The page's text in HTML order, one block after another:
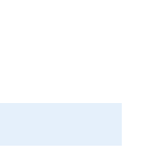
for
the Universe
of the PCI bus.